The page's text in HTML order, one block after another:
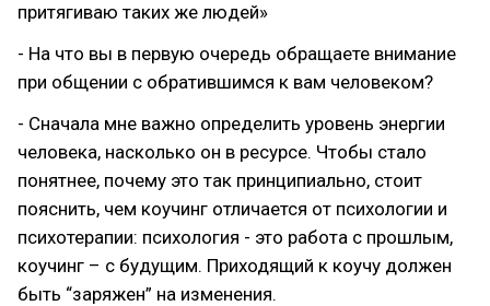
притягиваю таких же людей»
- На что вы в первую очередь обращаете внимание
при общении с обратившимся к вам человеком?
- Сначала мне важно определить уровень энергии
человека, насколько он в ресурсе. Чтобы стало
понятнее, почему это так принципиально, стоит
пояснить, чем коучинг отличается от психологии и
психотерапии: психология - это работа с прошлым,
коучинг – с будущим. Приходящий к коучу должен
быть “заряжен” на изменения.